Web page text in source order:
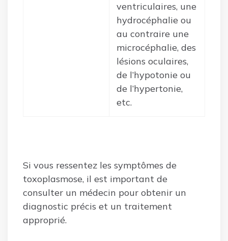
ventriculaires, une
hydrocéphalie ou
au contraire une
microcéphalie, des
lésions oculaires,
de l’hypotonie ou
de l’hypertonie,
etc.
Si vous ressentez les symptômes de
toxoplasmose, il est important de
consulter un médecin pour obtenir un
diagnostic précis et un traitement
approprié.